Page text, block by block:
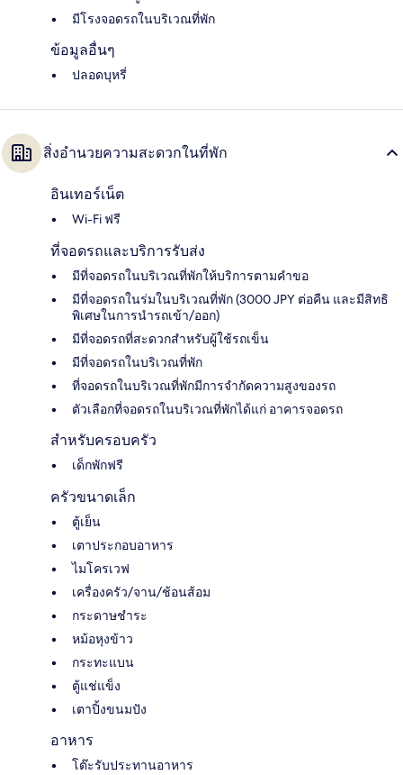
มีโรงจอดรถในบริเวณที่พัก
ข้อมูลอื่นๆ
ปลอดบุหรี่
สิ่งอำนวยความสะดวกในที่พัก
อินเทอร์เน็ต
Wi-Fi ฟรี
ที่จอดรถและบริการรับส่ง
มีที่จอดรถในบริเวณที่พักให้บริการตามคำขอ
มีที่จอดรถในร่มในบริเวณที่พัก (3000 JPY ต่อคืน และมีสิทธิ
พิเศษในการนำรถเข้า/ออก)
มีที่จอดรถที่สะดวกสำหรับผู้ใช้รถเข็น
มีที่จอดรถในบริเวณที่พัก
ที่จอดรถในบริเวณที่พักมีการจำกัดความสูงของรถ
ตัวเลือกที่จอดรถในบริเวณที่พักได้แก่ อาคารจอดรถ
สำหรับครอบครัว
เด็กพักฟรี
ครัวขนาดเล็ก
ตู้เย็น
เตาประกอบอาหาร
ไมโครเวฟ
เครื่องครัว/จาน/ช้อนส้อม
กระดาษชำระ
หม้อหุงข้าว
กระทะแบน
ตู้แช่แข็ง
เตาปิ้งขนมปัง
อาหาร
โต๊ะรับประทานอาหาร